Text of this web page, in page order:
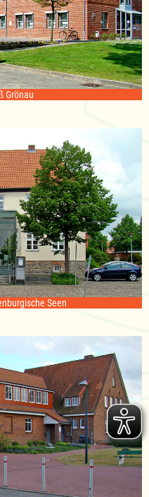
Grönau
Seen